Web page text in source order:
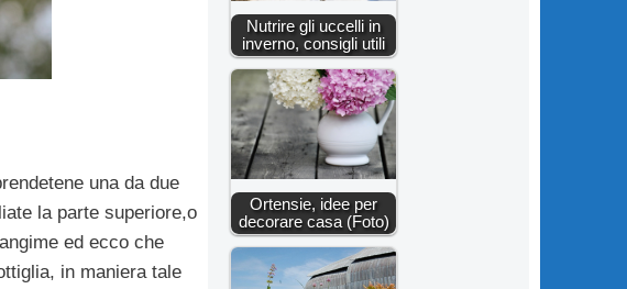
una da due
la parte superiore,o
ed ecco che
in maniera tale
Nutrire gli uccelli in
inverno, consigli utili
Ortensie, idee per
decorare casa (Foto)